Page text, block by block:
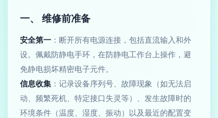
一、 维修前准备
安全第一 ：断开所有电源连接，包括直流输入和外
设。佩戴防静电手环，在防静电工作台上操作，避
免静电损坏精密电子元件。
信息收集 ：记录设备序列号、故障现象（如无法启
动、频繁死机、特定接口失灵等）、发生故障时的
环境条件（温度、湿度、振动）以及最近的配置变